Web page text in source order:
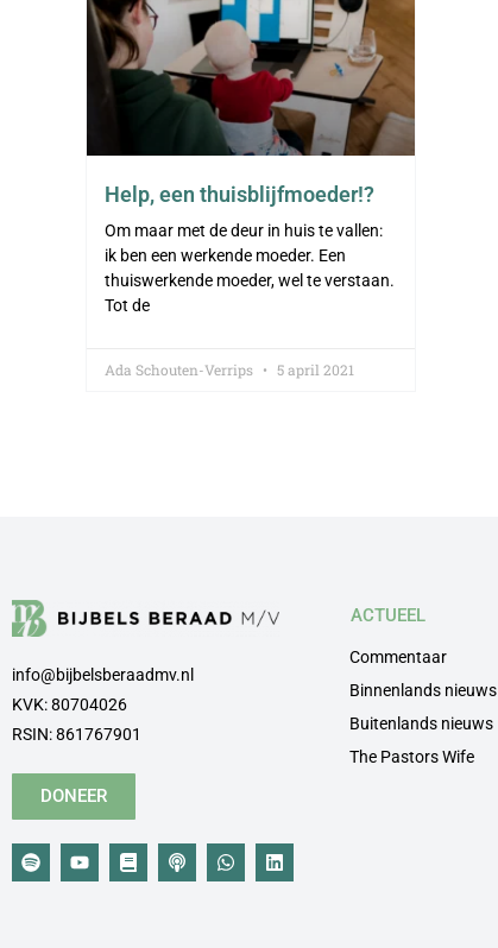
Help, een thuisblijfmoeder!?
Om maar met de deur in huis te vallen:
ik ben een werkende moeder. Een
thuiswerkende moeder, wel te verstaan.
Tot de
Ada Schouten-Verrips 5 april 2021
info@bijbelsberaadmv.nl
KVK: 80704026
RSIN: 861767901
DONEER
ACTUEEL
Commentaar
Binnenlands nieuws
Buitenlands nieuws
The Pastors Wife